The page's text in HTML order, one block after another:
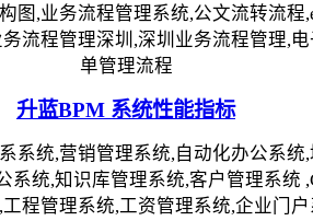
图,业务流程管理系统,公文流转流程
流程管理深圳,深圳业务流程管理,
单管理流程
升蓝BPM 系统性能指标
系统,营销管理系统,自动化办公系统
系统,知识库管理系统,客户管理系统
程管理系统,工资管理系统,企业门